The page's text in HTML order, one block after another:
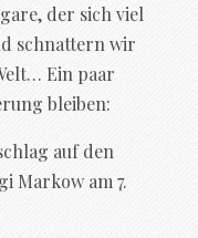
der sich viel
schnattern wir
Ein paar
bleiben:
auf den
Markow am 7.